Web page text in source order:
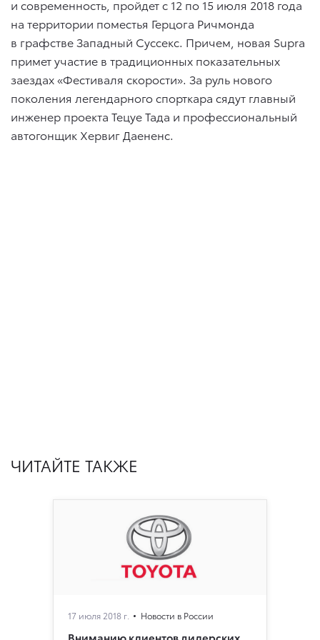
и современность, пройдет с 12 по 15 июля 2018 года
на территории поместья Герцога Ричмонда
в графстве Западный Суссекс. Причем, новая Supra
примет участие в традиционных показательных
заездах «Фестиваля скорости». За руль нового
поколения легендарного спорткара сядут главный
инженер проекта Тецуе Тада и профессиональный
автогонщик Хервиг Даененс.
ЧИТАЙТЕ ТАКЖЕ
17 июля 2018 г. Новости в России